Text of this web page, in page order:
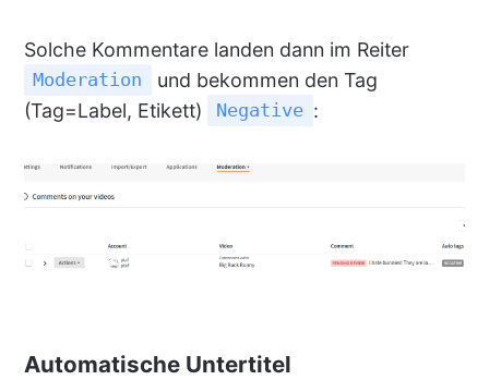
Solche Kommentare landen dann im Reiter
Moderation
und bekommen den Tag
(Tag=Label, Etikett)
Negative :
Automatische Untertitel